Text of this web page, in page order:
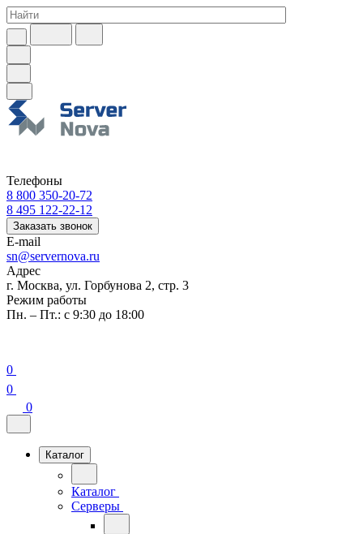
Телефоны
8 800 350-20-72
8 495 122-22-12
Заказать звонок
E-mail
sn@servernova.ru
Адрес
г. Москва, ул. Горбунова 2, стр. 3
Режим работы
Пн. – Пт.: с 9:30 до 18:00
0
0
0
Каталог
Каталог
Серверы